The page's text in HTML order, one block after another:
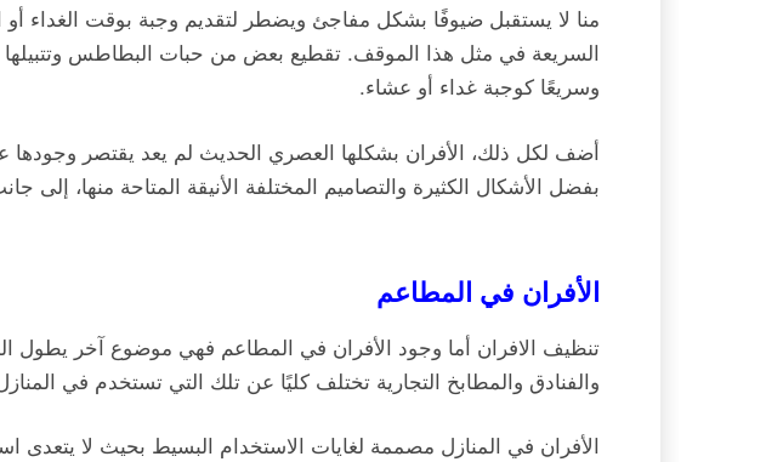
منا لا يستقبل ضيوفًا بشكل مفاجئ ويضطر لتقديم وجبة بوقت الغداء أو
السريعة في مثل هذا الموقف. تقطيع بعض من حبات البطاطس وتتبيلها
وسريعًا كوجبة غداء أو عشاء.
أضف لكل ذلك، الأفران بشكلها العصري الحديث لم يعد يقتصر
بفضل الأشكال الكثيرة والتصاميم المختلفة الأنيقة المتاحة منها، إلى
الأفران في المطاعم
تنظيف الافران أما وجود الأفران في المطاعم فهي موضوع آخر يطول
والفنادق والمطابخ التجارية تختلف كليًا عن تلك التي تستخدم في
الأفران في المنازل مصممة لغايات الاستخدام البسيط بحيث لا يتعدى